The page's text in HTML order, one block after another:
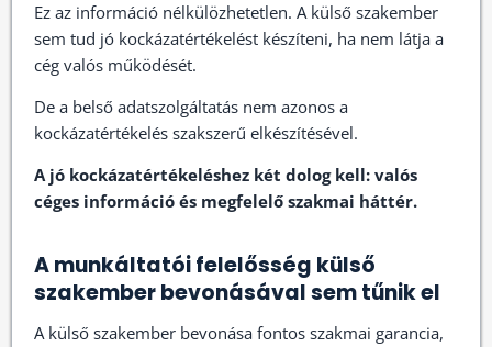
Ez az információ nélkülözhetetlen. A külső szakember
sem tud jó kockázatértékelést készíteni, ha nem látja a
cég valós működését.
De a belső adatszolgáltatás nem azonos a
kockázatértékelés szakszerű elkészítésével.
A jó kockázatértékeléshez két dolog kell: valós
céges információ és megfelelő szakmai háttér.
A munkáltatói felelősség külső
szakember bevonásával sem tűnik el
A külső szakember bevonása fontos szakmai garancia,